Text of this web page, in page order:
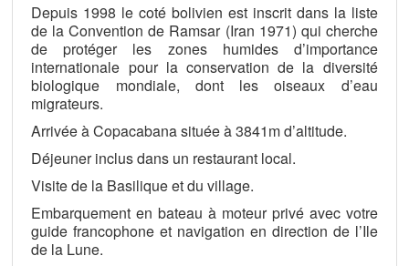
Depuis 1998 le coté bolivien est inscrit dans la liste
de la Convention de Ramsar (Iran 1971) qui cherche
de protéger les zones humides d’importance
internationale pour la conservation de la diversité
biologique mondiale, dont les oiseaux d’eau
migrateurs.
Arrivée à Copacabana située à 3841m d’altitude.
Déjeuner inclus dans un restaurant local.
Visite de la Basilique et du village.
Embarquement en bateau à moteur privé avec votre
guide francophone et navigation en direction de l’Ile
de la Lune.